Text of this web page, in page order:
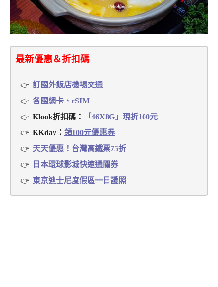
最新優惠＆折扣碼
訂國外飯店機場交通
各國網卡、eSIM
Klook折扣碼：
「46X8G」現折100元
KKday： 領100元優惠券
天天優惠！台灣高鐵票75折
日本環球影城快速通關券
東京迪士尼度假區一日護照